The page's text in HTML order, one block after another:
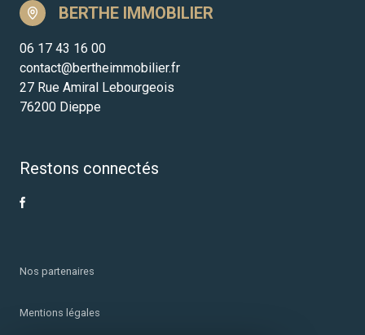
BERTHE IMMOBILIER
06 17 43 16 00
contact@bertheimmobilier.fr
27 Rue Amiral Lebourgeois
76200 Dieppe
Restons connectés
Nos partenaires
Mentions légales